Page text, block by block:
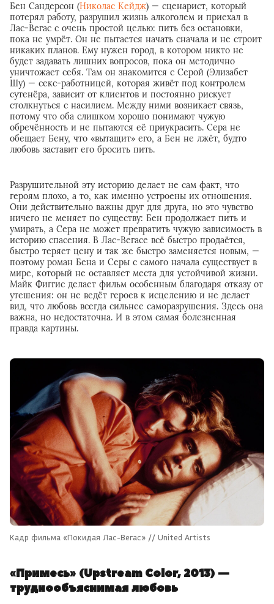
Бен Сандерсон (Николас Кейдж) — сценарист, который
потерял работу, разрушил жизнь алкоголем и приехал в
Лас-Вегас с очень простой целью: пить без остановки,
пока не умрёт. Он не пытается начать сначала и не строит
никаких планов. Ему нужен город, в котором никто не
будет задавать лишних вопросов, пока он методично
уничтожает себя. Там он знакомится с Серой (Элизабет
Шу) — секс-работницей, которая живёт под контролем
сутенёра, зависит от клиентов и постоянно рискует
столкнуться с насилием. Между ними возникает связь,
потому что оба слишком хорошо понимают чужую
обречённость и не пытаются её приукрасить. Сера не
обещает Бену, что «вытащит» его, а Бен не лжёт, будто
любовь заставит его бросить пить.
Разрушительной эту историю делает не сам факт, что
героям плохо, а то, как именно устроены их отношения.
Они действительно важны друг для друга, но это чувство
ничего не меняет по существу: Бен продолжает пить и
умирать, а Сера не может превратить чужую зависимость в
историю спасения. В Лас-Вегасе всё быстро продаётся,
быстро теряет цену и так же быстро заменяется новым, —
поэтому роман Бена и Серы с самого начала существует в
мире, который не оставляет места для устойчивой жизни.
Майк Фиггис делает фильм особенным благодаря отказу от
утешения: он не ведёт героев к исцелению и не делает
вид, что любовь всегда сильнее саморазрушения. Здесь она
важна, но недостаточна. И в этом самая болезненная
правда картины.
Кадр фильма «Покидая Лас-Вегас» // United Artists
«Примесь» (Upstream Color, 2013) —
труднообъяснимая любовь